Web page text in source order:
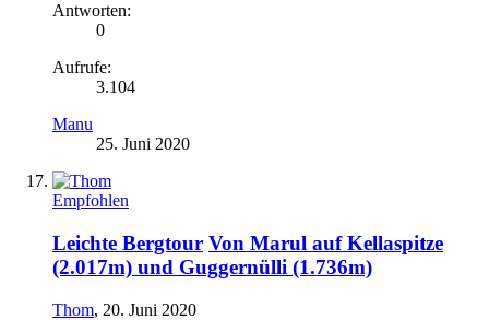
Antworten:
0
Aufrufe:
3.104
Manu
25. Juni 2020
Empfohlen
Leichte Bergtour Von Marul auf Kellaspitze
(2.017m) und Guggernülli (1.736m)
Thom, 20. Juni 2020